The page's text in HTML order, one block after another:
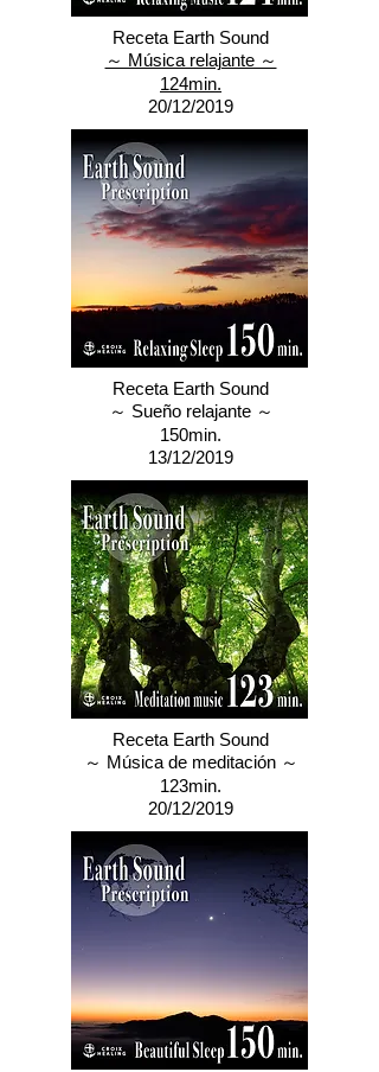
Receta Earth Sound
～ Música relajante ～
124min.
20/12/2019
Receta Earth Sound
～ Sueño relajante ～
150min.
13/12/2019
Receta Earth Sound
～ Música de meditación ～
123min.
20/12/2019